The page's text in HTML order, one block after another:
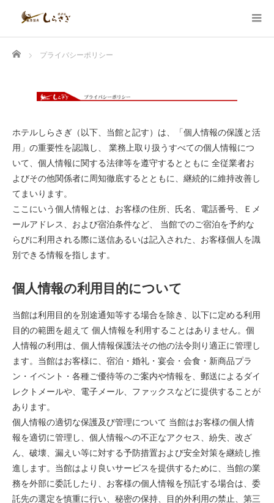
Home プライバシーポリシー
ホテルしらさぎ（以下、当館と記す）は、「個人情報の保護と活
用」の重要性を認識し、 業務上取り扱うすべての個人情報につ
いて、個人情報に関する法律等を遵守するとともに 全従業者お
よびその他関係者に周知徹底するとともに、継続的に維持改善し
てまいります。
ここにいう個人情報とは、お客様の住所、氏名、電話番号、Ｅメ
ールアドレス、および宿泊条件など、 当館でのご宿泊を予約な
らびに利用される際に送信あるいは記入された、お客様個人を識
別できる情報を指します。
個人情報の利用目的について
当館は利用目的を別途通知等する場合を除き、以下に定める利用
目的の範囲を超えて 個人情報を利用することはありません。個
人情報の利用は、個人情報保護法その他の法令則り適正に管理し
ます。当館はお客様に、宿泊・婚礼・宴会・会食・新商品プラ
ン・イベント・各種ご優待等のご案内や情報を、郵送によるダイ
レクトメールや、電子メール、ファックスなどに提供することが
あります。
個人情報の適切な保護及び管理について 当館はお客様の個人情
報を適切に管理し、個人情報への不正なアクセス、紛失、改ざ
ん、破壊、漏えい等に対する予防措置および安全対策を継続し推
進します。当館はより良いサービスを提供するために、当館の業
務を外部に委託したり、お客様の個人情報を預託する場合は、委
託先の選定を慎重に行い、秘密の保持、目的外利用の禁止、第三